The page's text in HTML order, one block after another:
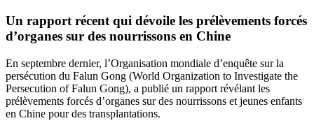
Un rapport récent qui dévoile les prélèvements forcés
d’organes sur des nourrissons en Chine
En septembre dernier, l’Organisation mondiale d’enquête sur la
persécution du Falun Gong (World Organization to Investigate the
Persecution of Falun Gong), a publié un rapport révélant les
prélèvements forcés d’organes sur des nourrissons et jeunes enfants
en Chine pour des transplantations.